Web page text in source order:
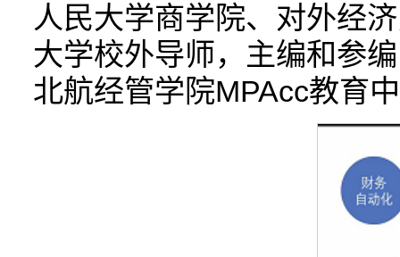
人民大学商学院、对外经
大学校外导师，主编和参
北航经管学院MPAcc教育